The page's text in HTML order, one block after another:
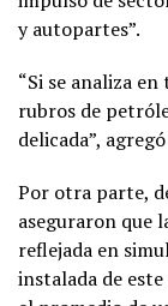
y autopartes”.
“Si se analiza
rubros de
delicada”,
Por otra parte,
aseguraron que
reflejada en
instalada de